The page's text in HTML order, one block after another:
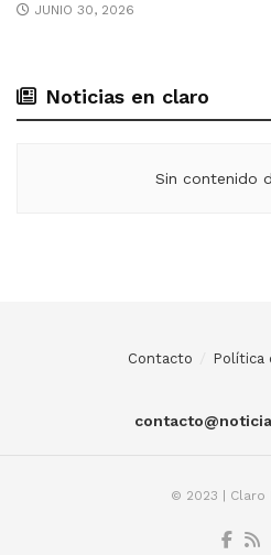
JUNIO 30, 2026
Noticias en claro
Sin contenido
Contacto Política
© 2023 | Claro